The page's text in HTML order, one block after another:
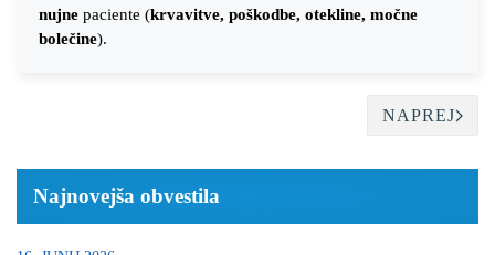
nujne paciente (krvavitve, poškodbe, otekline, močne
bolečine).
NAPREJ
Najnovejša obvestila